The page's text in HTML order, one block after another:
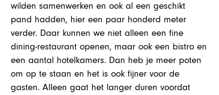
wilden samenwerken en ook al een geschikt
pand hadden, hier een paar honderd meter
verder. Daar kunnen we niet alleen een fine
dining-restaurant openen, maar ook een bistro en
een aantal hotelkamers. Dan heb je meer poten
om op te staan en het is ook fijner voor de
gasten. Alleen gaat het langer duren voordat